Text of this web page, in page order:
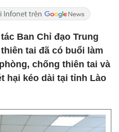
Ban Chỉ đạo Trung
tai đã có buổi làm
chống thiên tai và
hại kéo dài tại tỉnh Lào